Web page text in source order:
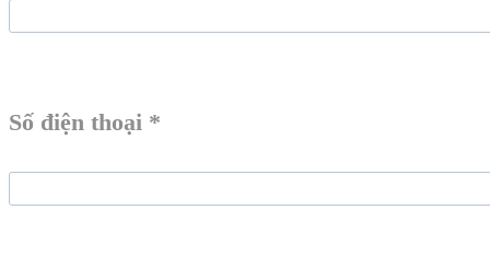
Số điện thoại *